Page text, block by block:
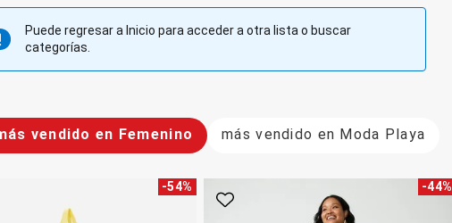
Puede regresar a Inicio para acceder a otra lista o buscar
categorías.
vendido en Femenino más vendido en Moda Playa
-54% -44%